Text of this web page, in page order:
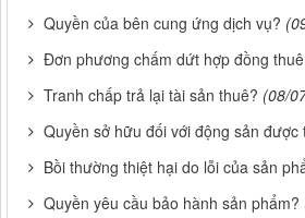
Quyền của bên cung ứng dịch vụ?
Đơn phương chấm dứt hợp đồng
Tranh chấp trả lại tài sản thuê? (08/
Quyền sở hữu đối với động sản được
Bồi thường thiệt hại do lỗi của sản
Quyền yêu cầu bảo hành sản phẩm?